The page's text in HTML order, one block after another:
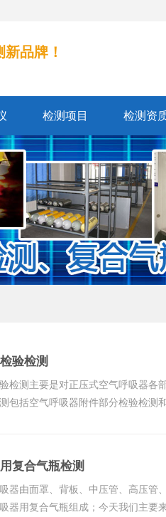
品牌！
检测项目 检测资
验检测
检测主要是对正压式空气呼吸器各
包括空气呼吸器附件部分检验检测
复合气瓶检测
器由面罩、背板、中压管、高压管
器用复合气瓶组成；今天我们主要